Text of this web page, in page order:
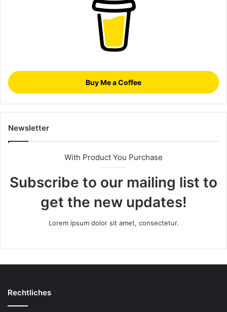
Buy Me a Coffee
Newsletter
With Product You Purchase
Subscribe to our mailing list to
get the new updates!
Lorem ipsum dolor sit amet, consectetur.
Rechtliches